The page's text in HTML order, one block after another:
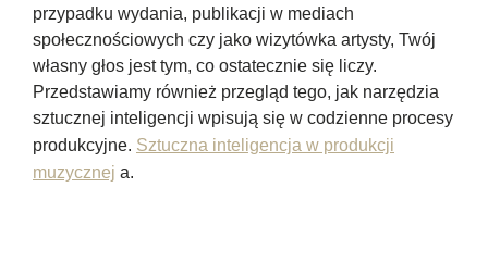
przypadku wydania, publikacji w mediach
społecznościowych czy jako wizytówka artysty, Twój
własny głos jest tym, co ostatecznie się liczy.
Przedstawiamy również przegląd tego, jak narzędzia
sztucznej inteligencji wpisują się w codzienne procesy
produkcyjne. Sztuczna inteligencja w produkcji
muzycznej a.